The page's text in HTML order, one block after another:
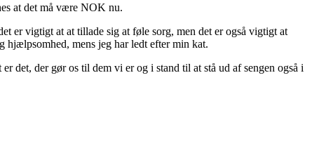
at det må være NOK nu.
er vigtigt at at tillade sig at føle sorg, men det er også vigtigt at
hjælpsomhed, mens jeg har ledt efter min kat.
det, der gør os til dem vi er og i stand til at stå ud af sengen også i